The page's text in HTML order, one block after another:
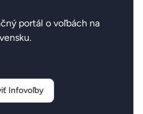
portál o voľbách na
Infovoľby